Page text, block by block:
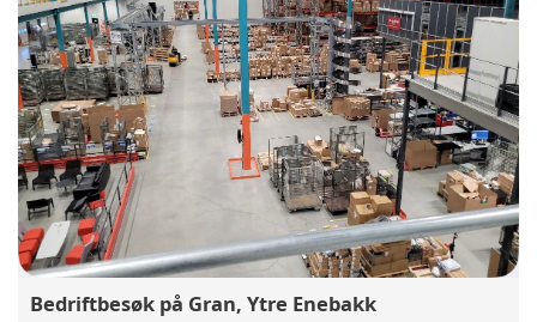
Bedriftbesøk på Gran, Ytre Enebakk